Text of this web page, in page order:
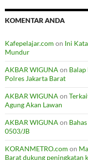
KOMENTAR ANDA
Kafepelajar.com on Ini
Mundur
AKBAR WIGUNA on
Polres Jakarta Barat
AKBAR WIGUNA on
Agung Akan Lawan
AKBAR WIGUNA on
0503/JB
KORANMETRO.com on
Barat dukung peningkatan